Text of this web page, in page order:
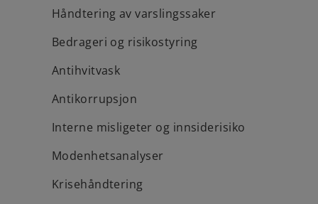
Håndtering av varslingssaker
Bedrageri og risikostyring
Antihvitvask
Antikorrupsjon
Interne misligeter og innsiderisiko
Modenhetsanalyser
Krisehåndtering